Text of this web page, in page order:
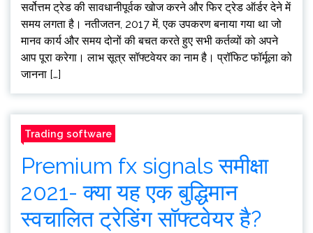
सर्वोत्तम ट्रेड की सावधानीपूर्वक खोज करने और फिर ट्रेड ऑर्डर देने में
समय लगता है। नतीजतन, 2017 में, एक उपकरण बनाया गया था जो
मानव कार्य और समय दोनों की बचत करते हुए सभी कर्तव्यों को अपने
आप पूरा करेगा। लाभ सूत्र सॉफ्टवेयर का नाम है। प्रॉफिट फॉर्मूला को
जानना […]
Trading software
Premium fx signals समीक्षा
2021- क्या यह एक बुद्धिमान
स्वचालित ट्रेडिंग सॉफ्टवेयर है?